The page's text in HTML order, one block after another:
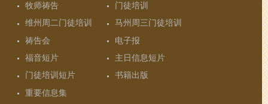
牧师祷告
门徒培训
维州周二门徒培训
马州周三门徒培训
祷告会
电子报
福音短片
主日信息短片
门徒培训短片
书籍出版
重要信息集